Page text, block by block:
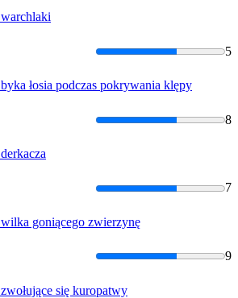
warchlaki
5
byka łosia podczas pokrywania klępy
8
derkacza
7
wilka goniącego zwierzynę
9
zwołujące się kuropatwy